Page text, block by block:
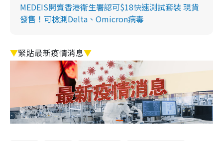
MEDEIS開賣香港衛生署認可$18快速測試套裝 現貨
發售！可檢測Delta、Omicron病毒
▼緊貼最新疫情消息▼